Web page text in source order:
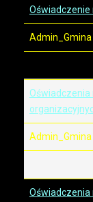
Oświadczenie
Admin_Gmina
Admin_Gmina
Oświadczenia